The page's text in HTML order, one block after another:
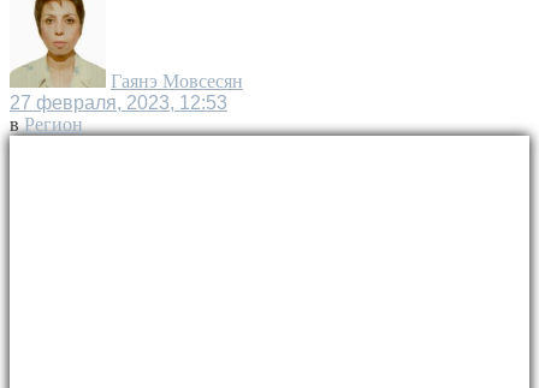
Гаянэ Мовсесян
27 февраля, 2023, 12:53
в Регион